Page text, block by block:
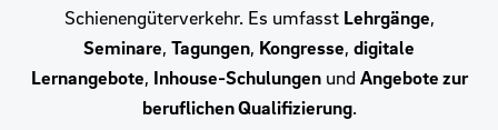
Schienengüterverkehr. Es umfasst Lehrgänge,
Seminare, Tagungen, Kongresse, digitale
Lernangebote, Inhouse-Schulungenund Angebote zur
beruflichen Qualifizierung.